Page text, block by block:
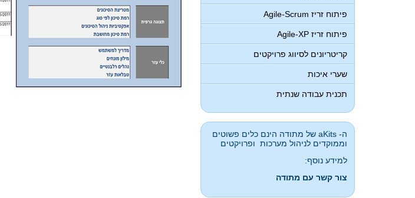
פיתוח זריז Agile-Scrum
פיתוח זריז Agile-XP
קריטריונים לסיווג פרויקטים
שערי איכות
תכנית עבודה שנתית
ה- aKits של מתודה הינם כלים פשוטים
וממוקדים לניהול מערכות ופרויקטים
למידע נוסף:
צור קשר עם מתודה